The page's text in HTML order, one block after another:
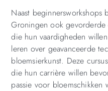
Naast beginnersworkshops
Groningen ook gevorderde
die hun vaardigheden
leren over geavanceerde
bloemsierkunst. Deze
die hun carrière willen
passie voor bloemschikken